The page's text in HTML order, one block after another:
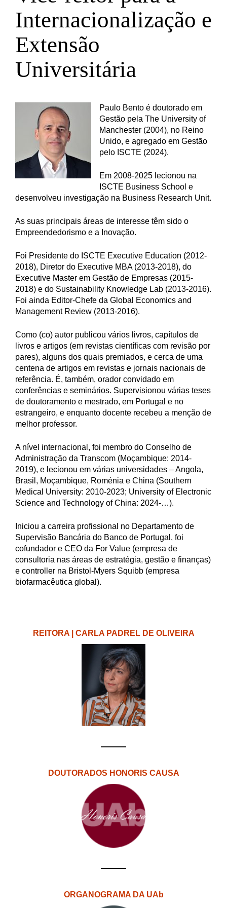
Internacionalização e
Extensão
Universitária
Paulo Bento é doutorado em
Gestão pela The University of
Manchester (2004), no Reino
Unido, e agregado em Gestão
pelo ISCTE (2024).
Em 2008-2025 lecionou na
ISCTE Business School e
desenvolveu investigação na Business Research Unit.
As suas principais áreas de interesse têm sido o
Empreendedorismo e a Inovação.
Foi Presidente do ISCTE Executive Education (2012-
2018), Diretor do Executive MBA (2013-2018), do
Executive Master em Gestão de Empresas (2015-
2018) e do Sustainability Knowledge Lab (2013-2016).
Foi ainda Editor-Chefe da Global Economics and
Management Review (2013-2016).
Como (co) autor publicou vários livros, capítulos de
livros e artigos (em revistas científicas com revisão por
pares), alguns dos quais premiados, e cerca de uma
centena de artigos em revistas e jornais nacionais de
referência. É, também, orador convidado em
conferências e seminários. Supervisionou várias teses
de doutoramento e mestrado, em Portugal e no
estrangeiro, e enquanto docente recebeu a menção de
melhor professor.
A nível internacional, foi membro do Conselho de
Administração da Transcom (Moçambique: 2014-
2019), e lecionou em várias universidades – Angola,
Brasil, Moçambique, Roménia e China (Southern
Medical University: 2010-2023; University of Electronic
Science and Technology of China: 2024-…).
Iniciou a carreira profissional no Departamento de
Supervisão Bancária do Banco de Portugal, foi
cofundador e CEO da For Value (empresa de
consultoria nas áreas de estratégia, gestão e finanças)
e controller na Bristol-Myers Squibb (empresa
biofarmacêutica global).
REITORA | CARLA PADREL DE OLIVEIRA
DOUTORADOS HONORIS CAUSA
ORGANOGRAMA DA UAb